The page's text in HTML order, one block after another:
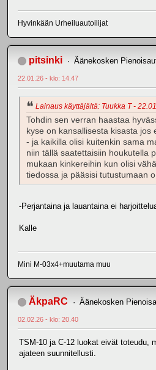
Hyvinkään Urheiluautoilijat
pitsinki Äänekosken
22.01.26 - klo: 14.47
Lainaus käyttäjältä: Tuukka T -
Tohdin sen verran haastaa
kyse on kansallisesta kisasta jos
- ja kaikilla olisi kuitenkin sama
niin tällä saatettaisiin houkutella
mukaan kinkereihin kun olisi
tiedossa ja pääsisi tutustumaan
-Perjantaina ja lauantaina ei
Kalle
Mini M-03x4+muutama muu
ÄkpaRC Äänekosken
02.02.26 - klo: 20.40
TSM-10 ja C-12 luokat eivät toteudu,
ajateen suunnitellusti.